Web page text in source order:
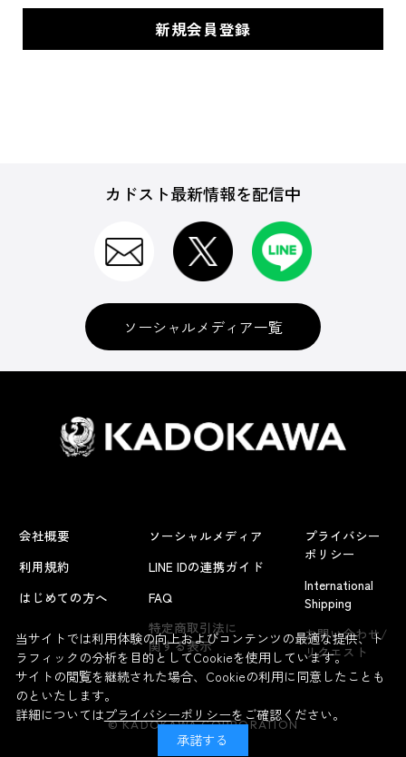
カドスト最新情報を配信中
ソーシャルメディア一覧
会社概要
利用規約
はじめての方へ
ソーシャルメディア
LINE IDの連携ガイド
FAQ
特定商取引法に
関する表示
プライバシー
ポリシー
International
Shipping
お問い合わせ/
リクエスト
© KADOKAWA CORPORATION
当サイトでは利用体験の向上およびコンテンツの最適な提供、ト
ラフィックの分析を目的としてCookieを使用しています。
サイトの閲覧を継続された場合、Cookieの利用に同意したことも
のといたします。
詳細についてはプライバシーポリシーをご確認ください。
承諾する